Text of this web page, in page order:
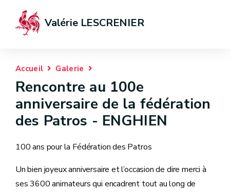
Valérie LESCRENIER
Accueil Galerie
Rencontre au 100e
anniversaire de la fédération
des Patros - ENGHIEN
100 ans pour la Fédération des Patros
Un bien joyeux anniversaire et l’occasion de dire merci à
ses 3600 animateurs qui encadrent tout au long de